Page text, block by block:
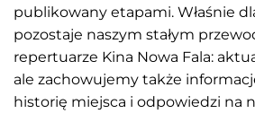
publikowany etapami. Właśnie
pozostaje naszym stałym
repertuarze Kina Nowa Fala:
ale zachowujemy także
historię miejsca i odpowiedzi na